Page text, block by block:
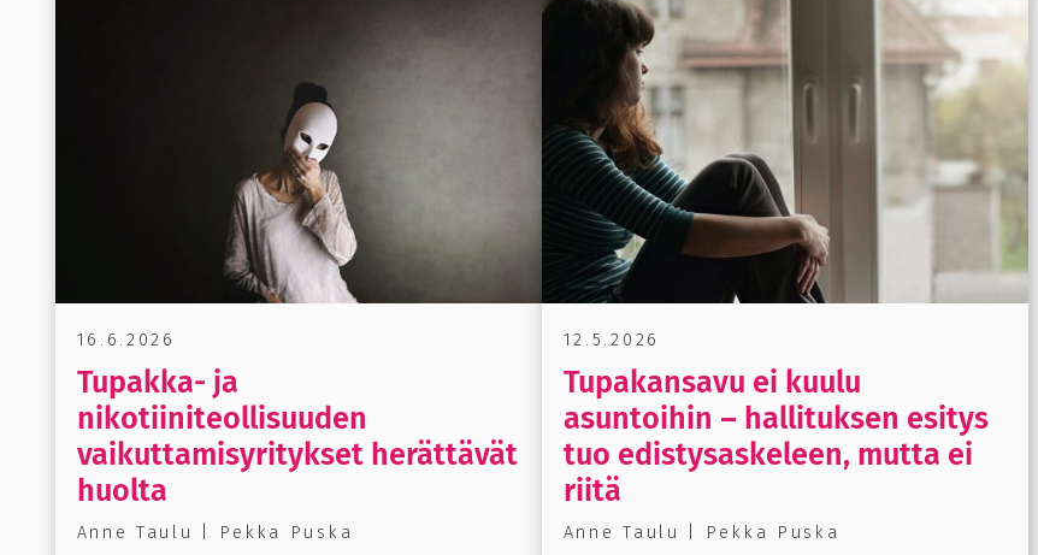
16.6.2026
Tupakka- ja
nikotiiniteollisuuden
vaikuttamisyritykset herättävät
huolta
Anne Taulu | Pekka Puska
12.5.2026
Tupakansavu ei kuulu
asuntoihin – hallituksen esitys
tuo edistysaskeleen, mutta ei
riitä
Anne Taulu | Pekka Puska